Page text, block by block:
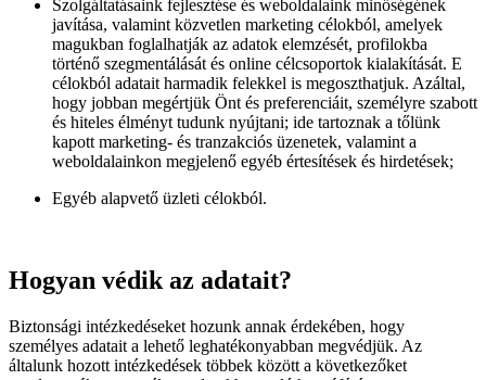
Szolgáltatásaink fejlesztése és weboldalaink minőségének
javítása, valamint közvetlen marketing célokból, amelyek
magukban foglalhatják az adatok elemzését, profilokba
történő szegmentálását és online célcsoportok kialakítását. E
célokból adatait harmadik felekkel is megoszthatjuk. Azáltal,
hogy jobban megértjük Önt és preferenciáit, személyre szabott
és hiteles élményt tudunk nyújtani; ide tartoznak a tőlünk
kapott marketing- és tranzakciós üzenetek, valamint a
weboldalainkon megjelenő egyéb értesítések és hirdetések;
Egyéb alapvető üzleti célokból.
Hogyan védik az adatait?
Biztonsági intézkedéseket hozunk annak érdekében, hogy
személyes adatait a lehető leghatékonyabban megvédjük. Az
általunk hozott intézkedések többek között a következőket